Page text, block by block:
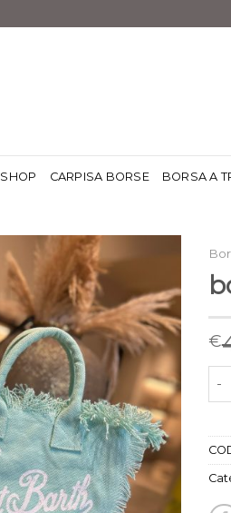
SHOP CARPISA BORSE BORSA A
€